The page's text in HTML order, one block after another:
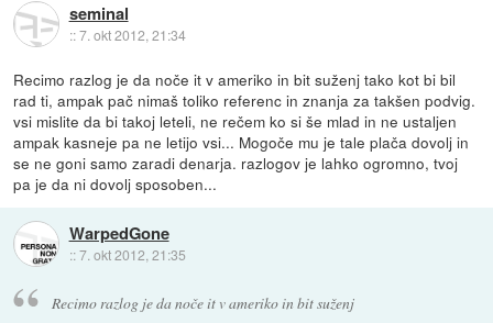
seminal
::7. okt 2012, 21:34
Recimo razlog je da noče it v ameriko in bit suženj tako kot bi bil
rad ti, ampak pač nimaš toliko referenc in znanja za takšen podvig.
vsi mislite da bi takoj leteli, ne rečem ko si še mlad in ne ustaljen
ampak kasneje pa ne letijo vsi... Mogoče mu je tale plača dovolj in
se ne goni samo zaradi denarja. razlogov je lahko ogromno, tvoj
pa je da ni dovolj sposoben...
WarpedGone
::7. okt 2012, 21:35
Recimo razlog je da noče it v ameriko in bit suženj